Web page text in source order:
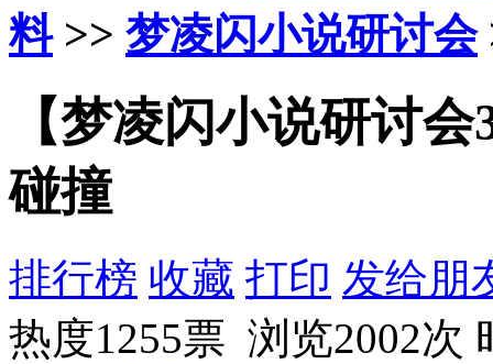
料>> 梦凌闪小说研讨会
【梦凌闪小说研讨
碰撞
排行榜 收藏 打印 发给朋
热度1255票 浏览2002次